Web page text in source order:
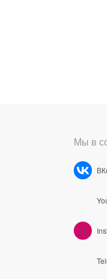
Мы в